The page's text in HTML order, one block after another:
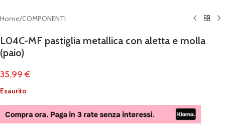
Home/COMPONENTI
L04C-MF pastiglia metallica con aletta e molla
(paio)
35,99€
Esaurito